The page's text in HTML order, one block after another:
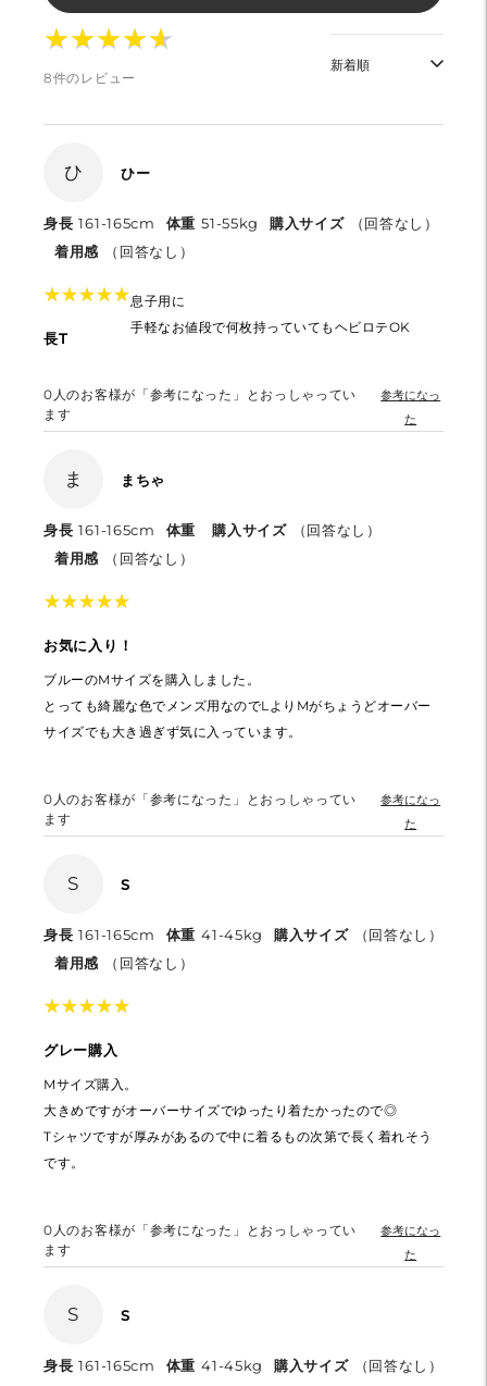
★★★★★
★★★★★
8件のレビュー
ひ ひー
身長 161-165cm 体重 51-55kg 購入サイズ
（回答なし）
着用感
（回答なし）
★★★★★
★★★★★
長T
息子用に
手軽なお値段で何枚持っていてもヘビロテOK
0 人のお客様が「参考になった」とおっしゃってい
ます
参考になっ
た
ま まちゃ
身長 161-165cm 体重 購入サイズ
（回答なし）
着用感
（回答なし）
★★★★★
★★★★★
お気に入り！
ブルーのMサイズを購入しました。
とっても綺麗な色でメンズ用なのでLよりMがちょうどオーバー
サイズでも大き過ぎず気に入っています。
0 人のお客様が「参考になった」とおっしゃってい
ます
参考になっ
た
S S
身長 161-165cm 体重 41-45kg 購入サイズ
（回答なし）
着用感
（回答なし）
★★★★★
★★★★★
グレー購入
Mサイズ購入。
大きめですがオーバーサイズでゆったり着たかったので◎
Tシャツですが厚みがあるので中に着るもの次第で長く着れそう
です。
0 人のお客様が「参考になった」とおっしゃってい
ます
参考になっ
た
S S
身長 161-165cm 体重 41-45kg 購入サイズ
（回答なし）